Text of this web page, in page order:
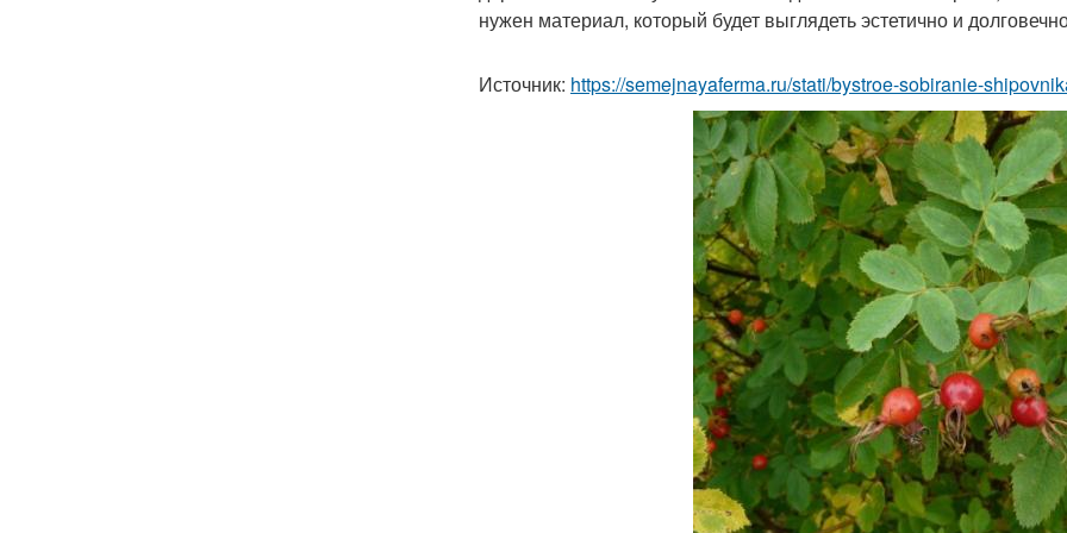
нужен материал, который будет выглядеть эстетично и
Источник: https://semejnayaferma.ru/stati/bystroe-sobiranie-